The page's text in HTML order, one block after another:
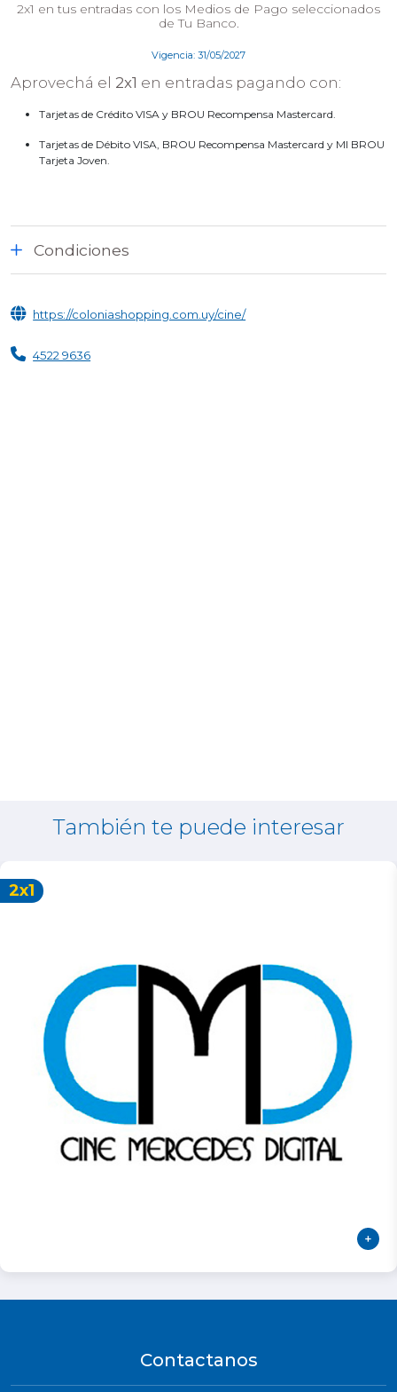
2x1 en tus entradas con los Medios de Pago seleccionados
de Tu Banco.
Vigencia: 31/05/2027
Aprovechá el 2x1 en entradas pagando con:
Tarjetas de Crédito VISA y BROU Recompensa Mastercard.
Tarjetas de Débito VISA, BROU Recompensa Mastercard y MI BROU
Tarjeta Joven.
Condiciones
https://coloniashopping.com.uy/cine/
4522 9636
También te puede interesar
2x1
Contactanos